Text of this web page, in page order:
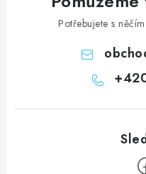
Potřebujete s